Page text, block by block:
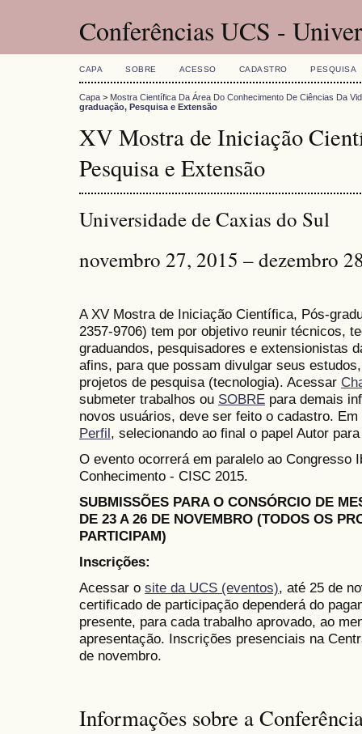
Conferências UCS -
CAPA SOBRE ACESSO CADASTRO PESQUISA
Capa > Mostra Científica Da Área Do Conhecimento De Ciências Da
graduação, Pesquisa e Extensão
XV Mostra de Iniciação
Pesquisa e Extensão
Universidade de Caxias do Sul
novembro 27, 2015 – dezembro
A XV Mostra de Iniciação Científica, Pós-
2357-9706) tem por objetivo reunir técnicos,
graduandos, pesquisadores e extensionistas
afins, para que possam divulgar seus
projetos de pesquisa (tecnologia). Acessar
submeter trabalhos ou SOBRE para demais
novos usuários, deve ser feito o cadastro.
Perfil, selecionando ao final o papel Autor
O evento ocorrerá em paralelo ao Congresso
Conhecimento - CISC 2015.
SUBMISSÕES PARA O CONSÓRCIO DE
DE 23 A 26 DE NOVEMBRO (TODOS OS
PARTICIPAM)
Inscrições:
Acessar o site da UCS (eventos), até 25 de
certificado de participação dependerá do
presente, para cada trabalho aprovado, ao
apresentação. Inscrições presenciais na
de novembro.
Informações sobre a